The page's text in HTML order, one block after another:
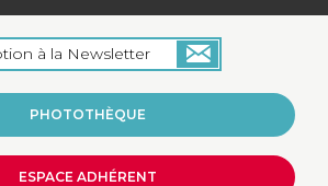
PHOTOTHÈQUE
ESPACE ADHÉRENT